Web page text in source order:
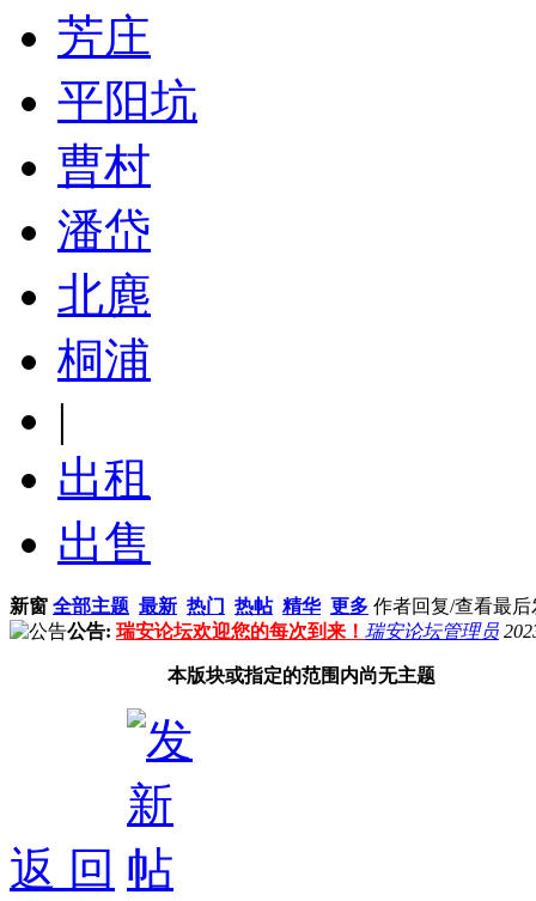
芳庄
平阳坑
曹村
潘岱
北麂
桐浦
|
出租
出售
新窗 全部主题 最新 热门 热帖 精华 更多 作者回复/查看最后
公告: 瑞安论坛欢迎您的每次到来！ 瑞安论坛管理员
本版块或指定的范围内尚无主题
返 回